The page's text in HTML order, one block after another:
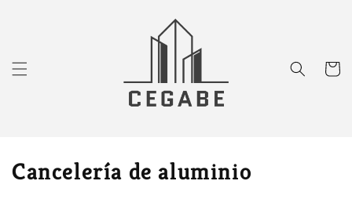
Carrito
C
Cancelería de aluminio